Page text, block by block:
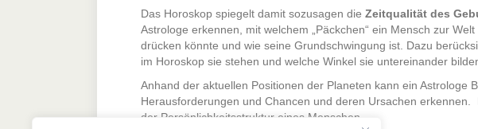
Das Horoskop spiegelt damit sozusagen die Zeitqualität des
Astrologe erkennen, mit welchem „Päckchen“ ein Mensch zur
drücken könnte und wie seine Grundschwingung ist. Dazu
im Horoskop sie stehen und welche Winkel sie untereinander
Anhand der aktuellen Positionen der Planeten kann ein
Herausforderungen und Chancen und deren Ursachen
der Persönlichkeitsstruktur eines Menschen.